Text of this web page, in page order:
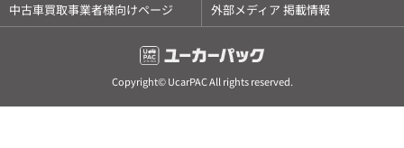
中古車買取事業者様向けページ
外部メディア 掲載情報
Copyright© UcarPAC All rights reserved.